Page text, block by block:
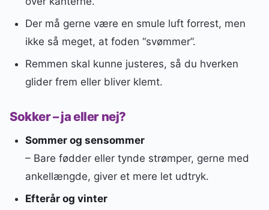
Der må gerne være en smule luft forrest, men
ikke så meget, at foden “svømmer”.
Remmen skal kunne justeres, så du hverken
glider frem eller bliver klemt.
Sokker – ja eller nej?
Sommer og sensommer
– Bare fødder eller tynde strømper, gerne med
ankellængde, giver et mere let udtryk.
Efterår og vinter